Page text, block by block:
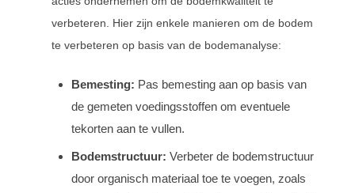
verbeteren. Hier zijn enkele manieren om de bodem
te verbeteren op basis van de bodemanalyse:
Bemesting: Pas bemesting aan op basis van
de gemeten voedingsstoffen om eventuele
tekorten aan te vullen.
Bodemstructuur: Verbeter de bodemstructuur
door organisch materiaal toe te voegen, zoals